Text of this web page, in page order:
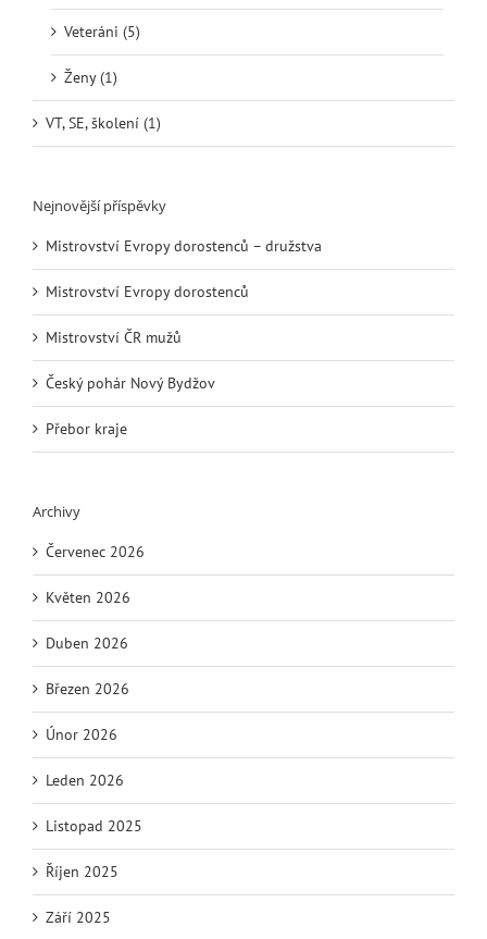
Veteráni (5)
Ženy (1)
VT, SE, školení (1)
Nejnovější příspěvky
Mistrovství Evropy dorostenců – družstva
Mistrovství Evropy dorostenců
Mistrovství ČR mužů
Český pohár Nový Bydžov
Přebor kraje
Archivy
Červenec 2026
Květen 2026
Duben 2026
Březen 2026
Únor 2026
Leden 2026
Listopad 2025
Říjen 2025
Září 2025